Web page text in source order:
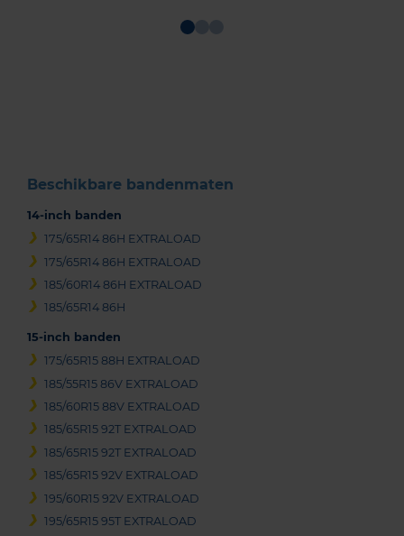
Beschikbare bandenmaten
14-inch banden
175/65R14 86H EXTRALOAD
175/65R14 86H EXTRALOAD
185/60R14 86H EXTRALOAD
185/65R14 86H
15-inch banden
175/65R15 88H EXTRALOAD
185/55R15 86V EXTRALOAD
185/60R15 88V EXTRALOAD
185/65R15 92T EXTRALOAD
185/65R15 92T EXTRALOAD
185/65R15 92V EXTRALOAD
195/60R15 92V EXTRALOAD
195/65R15 95T EXTRALOAD